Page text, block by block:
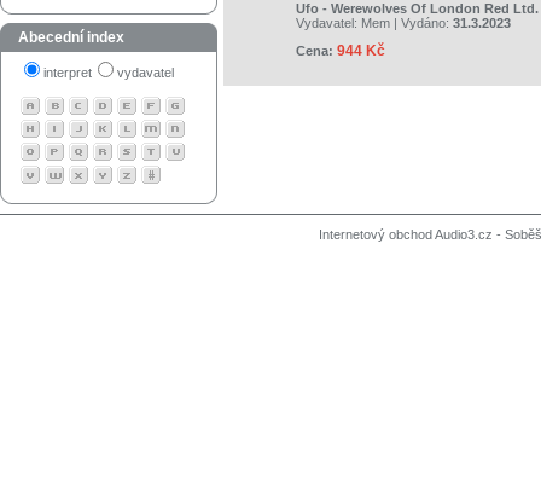
Abecední index
interpret vydavatel
Ufo - Werewolves Of London Red Ltd.
Vydavatel: Mem | Vydáno: 31.3.2023
Cena: 944 Kč
Internetový obchod Audio3.cz -